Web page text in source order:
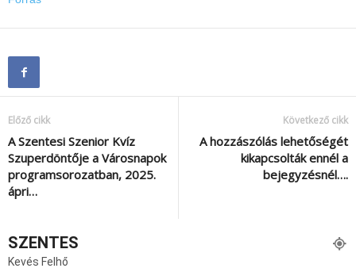
Előző cikk
A Szentesi Szenior Kvíz
Szuperdöntője a Városnapok
programsorozatban, 2025.
ápri…
Következő cikk
A hozzászólás lehetőségét
kikapcsolták ennél a
bejegyzésnél….
SZENTES
Kevés Felhő